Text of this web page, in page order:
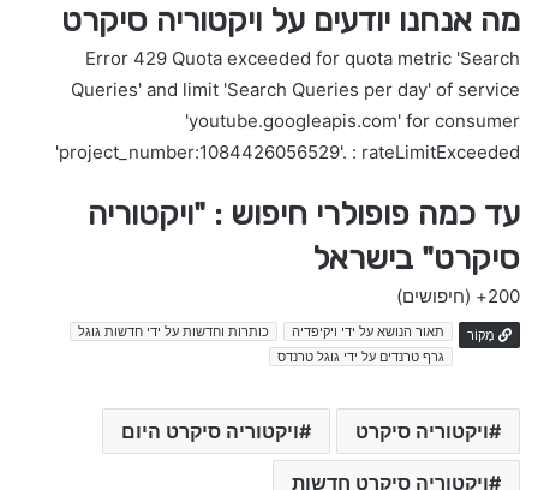
מה אנחנו יודעים על ויקטוריה סיקרט
Error 429 Quota exceeded for quota metric 'Search
Queries' and limit 'Search Queries per day' of service
'youtube.googleapis.com' for consumer
'project_number:1084426056529'. : rateLimitExceeded
עד כמה פופולרי חיפוש : "ויקטוריה
סיקרט" בישראל
200+ (חיפושים)
מָקוֹר תאור הנושא על ידי ויקיפדיה
כותרות וחדשות על ידי חדשות גוגל
גרף טרנדים על ידי גוגל טרנדס
ויקטוריה סיקרט ויקטוריה סיקרט היום
ויקטוריה סיקרט חדשות